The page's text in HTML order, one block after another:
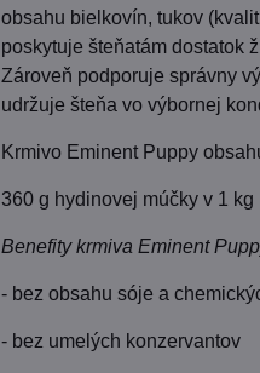
obsahu bielkovín, tukov
poskytuje šteňatám dostatok
Zároveň podporuje správny
udržuje šteňa vo výbornej
Krmivo Eminent Puppy
360 g hydinovej múčky v 1
Benefity krmiva Eminent
- bez obsahu sóje a
- bez umelých konzervantov